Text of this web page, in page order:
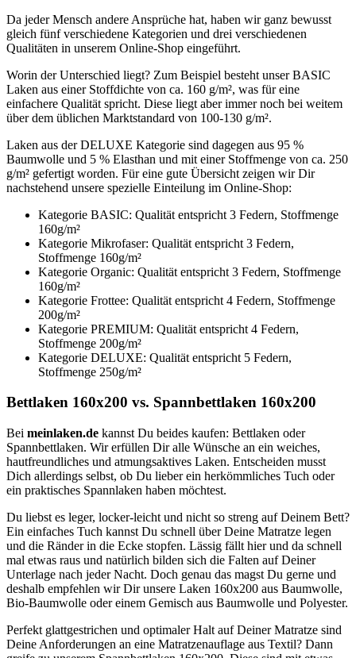
Da jeder Mensch andere Ansprüche hat, haben wir ganz bewusst
gleich fünf verschiedene Kategorien und drei verschiedenen
Qualitäten in unserem Online-Shop eingeführt.
Worin der Unterschied liegt? Zum Beispiel besteht unser BASIC
Laken aus einer Stoffdichte von ca. 160 g/m², was für eine
einfachere Qualität spricht. Diese liegt aber immer noch bei weitem
über dem üblichen Marktstandard von 100-130 g/m².
Laken aus der DELUXE Kategorie sind dagegen aus 95 %
Baumwolle und 5 % Elasthan und mit einer Stoffmenge von ca. 250
g/m² gefertigt worden. Für eine gute Übersicht zeigen wir Dir
nachstehend unsere spezielle Einteilung im Online-Shop:
Kategorie BASIC: Qualität entspricht 3 Federn, Stoffmenge
160g/m²
Kategorie Mikrofaser: Qualität entspricht 3 Federn,
Stoffmenge 160g/m²
Kategorie Organic: Qualität entspricht 3 Federn, Stoffmenge
160g/m²
Kategorie Frottee: Qualität entspricht 4 Federn, Stoffmenge
200g/m²
Kategorie PREMIUM: Qualität entspricht 4 Federn,
Stoffmenge 200g/m²
Kategorie DELUXE: Qualität entspricht 5 Federn,
Stoffmenge 250g/m²
Bettlaken 160x200 vs. Spannbettlaken 160x200
Bei meinlaken.de kannst Du beides kaufen: Bettlaken oder
Spannbettlaken. Wir erfüllen Dir alle Wünsche an ein weiches,
hautfreundliches und atmungsaktives Laken. Entscheiden musst
Dich allerdings selbst, ob Du lieber ein herkömmliches Tuch oder
ein praktisches Spannlaken haben möchtest.
Du liebst es leger, locker-leicht und nicht so streng auf Deinem Bett?
Ein einfaches Tuch kannst Du schnell über Deine Matratze legen
und die Ränder in die Ecke stopfen. Lässig fällt hier und da schnell
mal etwas raus und natürlich bilden sich die Falten auf Deiner
Unterlage nach jeder Nacht. Doch genau das magst Du gerne und
deshalb empfehlen wir Dir unsere Laken 160x200 aus Baumwolle,
Bio-Baumwolle oder einem Gemisch aus Baumwolle und Polyester.
Perfekt glattgestrichen und optimaler Halt auf Deiner Matratze sind
Deine Anforderungen an eine Matratzenauflage aus Textil? Dann